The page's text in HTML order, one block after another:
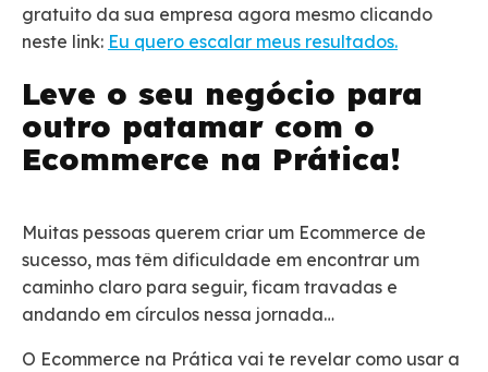
gratuito da sua empresa agora mesmo clicando
neste link: Eu quero escalar meus resultados.
Leve o seu negócio para
outro patamar com o
Ecommerce na Prática!
Muitas pessoas querem criar um Ecommerce de
sucesso, mas têm dificuldade em encontrar um
caminho claro para seguir, ficam travadas e
andando em círculos nessa jornada…
O Ecommerce na Prática vai te revelar como usar a